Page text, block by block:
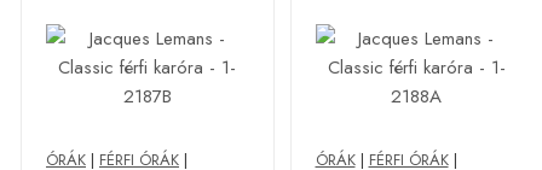
ÓRÁK | FÉRFI ÓRÁK | ÓRÁK| FÉRFI ÓRÁK|